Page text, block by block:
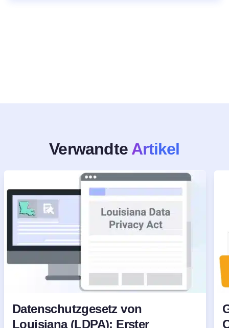
Kostenlos testen!
Verwandte Artikel
Datenschutzgesetz von
Louisiana (LDPA): Erster